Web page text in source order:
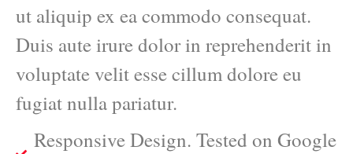
ut aliquip ex ea commodo consequat.
Duis aute irure dolor in reprehenderit in
voluptate velit esse cillum dolore eu
fugiat nulla pariatur.
Responsive Design. Tested on Google